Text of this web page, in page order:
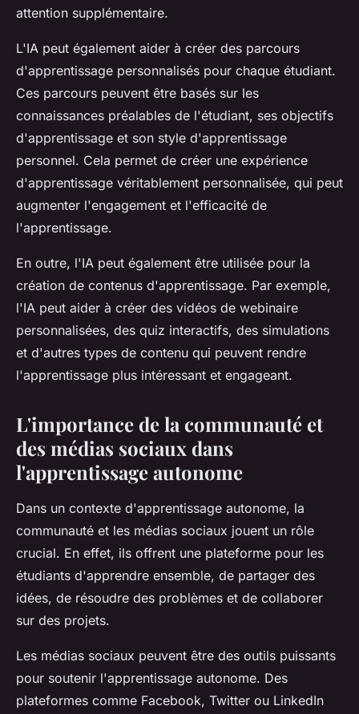
attention supplémentaire.
L'IA peut également aider à créer des parcours
d'apprentissage personnalisés pour chaque étudiant.
Ces parcours peuvent être basés sur les
connaissances préalables de l'étudiant, ses objectifs
d'apprentissage et son style d'apprentissage
personnel. Cela permet de créer une expérience
d'apprentissage véritablement personnalisée, qui peut
augmenter l'engagement et l'efficacité de
l'apprentissage.
En outre, l'IA peut également être utilisée pour la
création de contenus d'apprentissage. Par exemple,
l'IA peut aider à créer des vidéos de webinaire
personnalisées, des quiz interactifs, des simulations
et d'autres types de contenu qui peuvent rendre
l'apprentissage plus intéressant et engageant.
L'importance de la communauté et
des médias sociaux dans
l'apprentissage autonome
Dans un contexte d'apprentissage autonome, la
communauté et les médias sociaux jouent un rôle
crucial. En effet, ils offrent une plateforme pour les
étudiants d'apprendre ensemble, de partager des
idées, de résoudre des problèmes et de collaborer
sur des projets.
Les médias sociaux peuvent être des outils puissants
pour soutenir l'apprentissage autonome. Des
plateformes comme Facebook, Twitter ou LinkedIn